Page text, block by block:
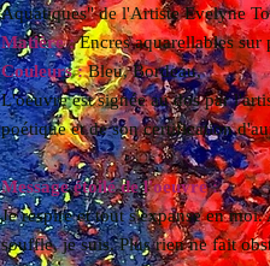
Aquatiques" de l'Artiste Evelyne
Matière :Encres aquarellables sur
Couleurs :Bleu, Bordeau,
L'oeuvre est signée au dos par
poétique et de son certification
Message étoilé de l'oeuvre :
Je respire et tout s'expanse en
souffle, je suis. Plus rien ne fait